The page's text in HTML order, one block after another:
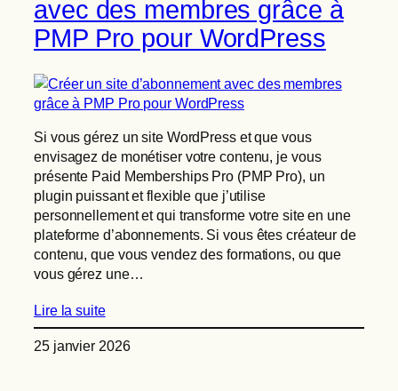
avec des membres grâce à
PMP Pro pour WordPress
Si vous gérez un site WordPress et que vous
envisagez de monétiser votre contenu, je vous
présente Paid Memberships Pro (PMP Pro), un
plugin puissant et flexible que j’utilise
personnellement et qui transforme votre site en une
plateforme d’abonnements. Si vous êtes créateur de
contenu, que vous vendez des formations, ou que
vous gérez une…
Lire la suite
25 janvier 2026